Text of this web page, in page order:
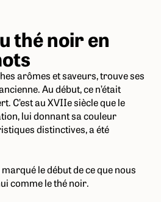
thé noir en
arômes et saveurs, trouve ses
Au début, ce n’était
C’est au XVIIe siècle que le
lui donnant sa couleur
distinctives, a été
le début de ce que nous
comme le thé noir.